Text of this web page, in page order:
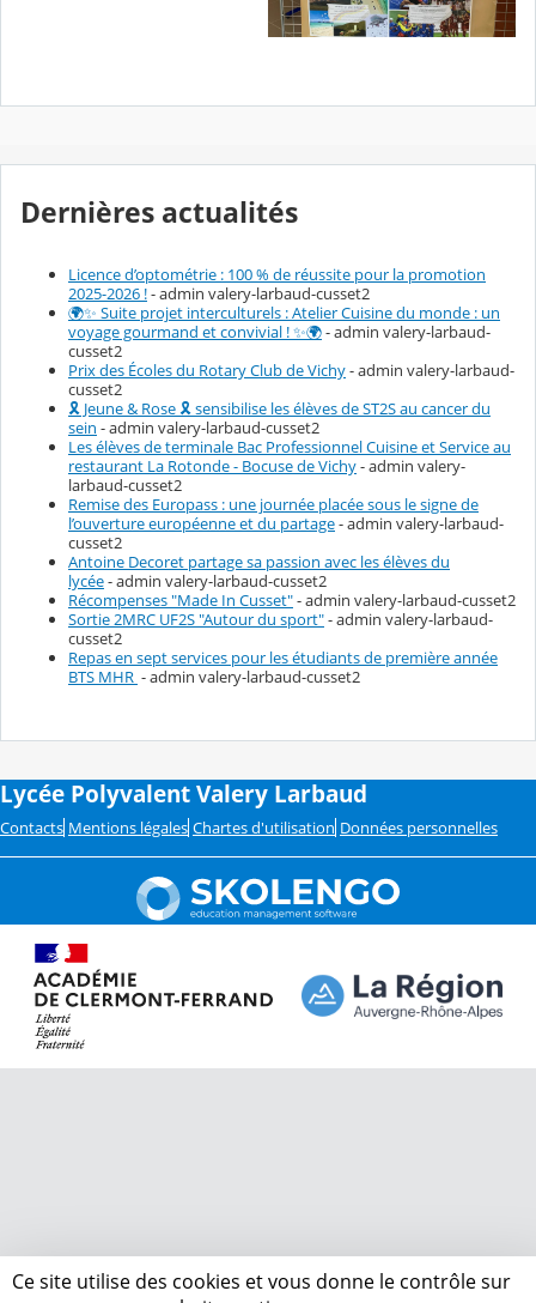
Dernières actualités
Licence d’optométrie : 100 % de réussite pour la promotion
2025-2026 !- admin valery-larbaud-cusset2
🌍✨ Suite projet interculturels : Atelier Cuisine du monde : un
voyage gourmand et convivial ! ✨🌍- admin valery-larbaud-
cusset2
Prix des Écoles du Rotary Club de Vichy- admin valery-larbaud-
cusset2
🎗️ Jeune & Rose 🎗️ sensibilise les élèves de ST2S au cancer du
sein - admin valery-larbaud-cusset2
Les élèves de terminale Bac Professionnel Cuisine et Service au
restaurant La Rotonde - Bocuse de Vichy- admin valery-
larbaud-cusset2
Remise des Europass : une journée placée sous le signe de
l’ouverture européenne et du partage- admin valery-larbaud-
cusset2
Antoine Decoret partage sa passion avec les élèves du
lycée- admin valery-larbaud-cusset2
Récompenses "Made In Cusset"- admin valery-larbaud-cusset2
Sortie 2MRC UF2S "Autour du sport"- admin valery-larbaud-
cusset2
Repas en sept services pour les étudiants de première année
BTS MHR - admin valery-larbaud-cusset2
Lycée Polyvalent Valery Larbaud
Contacts Mentions légales Chartes d'utilisation Données personnelles
Ce site utilise des cookies et vous donne le contrôle sur